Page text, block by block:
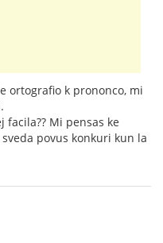
ortografio k prononco, mi
facila?? Mi pensas ke
povus konkuri kun la